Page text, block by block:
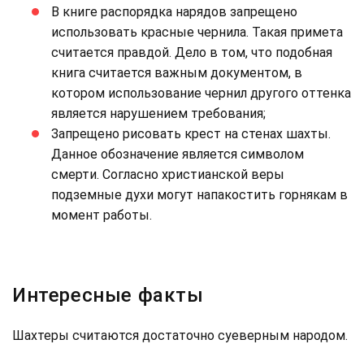
В книге распорядка нарядов запрещено
использовать красные чернила. Такая примета
считается правдой. Дело в том, что подобная
книга считается важным документом, в
котором использование чернил другого оттенка
является нарушением требования;
Запрещено рисовать крест на стенах шахты.
Данное обозначение является символом
смерти. Согласно христианской веры
подземные духи могут напакостить горнякам в
момент работы.
Интересные факты
Шахтеры считаются достаточно суеверным народом.